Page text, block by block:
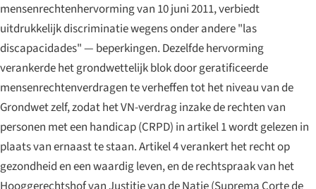
mensenrechtenhervorming van 10 juni 2011, verbiedt
uitdrukkelijk discriminatie wegens onder andere"las
discapacidades"— beperkingen. Dezelfde hervorming
verankerde het grondwettelijk blok door geratificeerde
mensenrechtenverdragen te verheffen tot het niveau van de
Grondwet zelf, zodat het VN-verdrag inzake de rechten van
personen met een handicap (CRPD) in artikel 1 wordt gelezen in
plaats van ernaast te staan. Artikel 4 verankert het recht op
gezondheid en een waardig leven, en de rechtspraak van het